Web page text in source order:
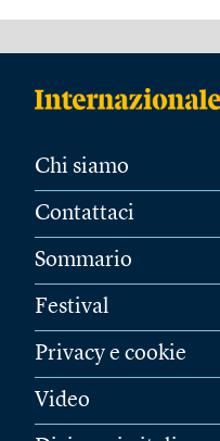
Chi siamo
Contattaci
Sommario
Festival
Privacy e cookie
Video